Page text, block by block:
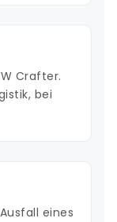
Crafter.
bei
eines